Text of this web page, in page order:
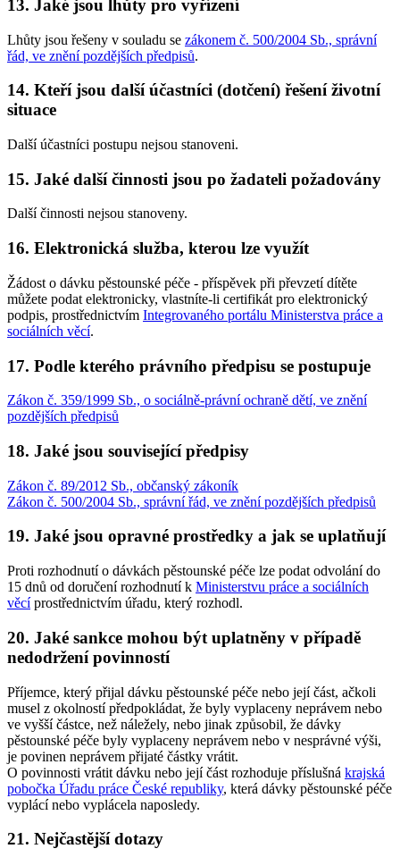
13. Jaké jsou lhůty pro vyřízení
Lhůty jsou řešeny v souladu se zákonem č. 500/2004 Sb., správní
řád, ve znění pozdějších předpisů.
14. Kteří jsou další účastníci (dotčení) řešení životní
situace
Další účastníci postupu nejsou stanoveni.
15. Jaké další činnosti jsou po žadateli požadovány
Další činnosti nejsou stanoveny.
16. Elektronická služba, kterou lze využít
Žádost o dávku pěstounské péče - příspěvek při převzetí dítěte
můžete podat elektronicky, vlastníte-li certifikát pro elektronický
podpis, prostřednictvím Integrovaného portálu Ministerstva práce a
sociálních věcí.
17. Podle kterého právního předpisu se postupuje
Zákon č. 359/1999 Sb., o sociálně-právní ochraně dětí, ve znění
pozdějších předpisů
18. Jaké jsou související předpisy
Zákon č. 89/2012 Sb., občanský zákoník
Zákon č. 500/2004 Sb., správní řád, ve znění pozdějších předpisů
19. Jaké jsou opravné prostředky a jak se uplatňují
Proti rozhodnutí o dávkách pěstounské péče lze podat odvolání do
15 dnů od doručení rozhodnutí k Ministerstvu práce a sociálních
věcíprostřednictvím úřadu, který rozhodl.
20. Jaké sankce mohou být uplatněny v případě
nedodržení povinností
Příjemce, který přijal dávku pěstounské péče nebo její část, ačkoli
musel z okolností předpokládat, že byly vyplaceny neprávem nebo
ve vyšší částce, než náležely, nebo jinak způsobil, že dávky
pěstounské péče byly vyplaceny neprávem nebo v nesprávné výši,
je povinen neprávem přijaté částky vrátit.
O povinnosti vrátit dávku nebo její část rozhoduje příslušná krajská
pobočka Úřadu práce České republiky, která dávky pěstounské péče
vyplácí nebo vyplácela naposledy.
21. Nejčastější dotazy